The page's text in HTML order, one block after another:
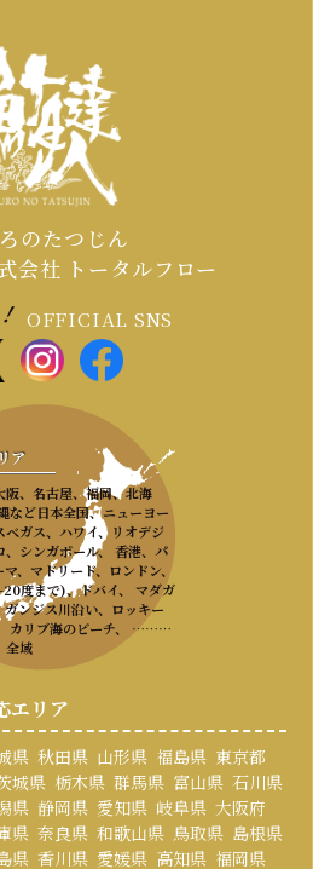
職人やマグロの仕入れ、
中するため、お早めの
なります。
のたつじん
会社 トータルフロー
OFFICIAL SNS
ア
阪、名古屋、福岡、北海
など日本全国、ニューヨー
ベガス、ハワイ、リオデジ
、シンガポール、 香港、パ
マ、マドリード、ロンドン、
度まで)、ドバイ、 マダガ
ガンジス川沿い、ロッキー
カリブ海のビーチ、 ………
全域
エリア
県 秋田県 山形県 福島県 東京都
城県 栃木県 群馬県 富山県 石川県
県 静岡県 愛知県 岐阜県 大阪府
県 奈良県 和歌山県 鳥取県 島根県
県 香川県 愛媛県 高知県 福岡県